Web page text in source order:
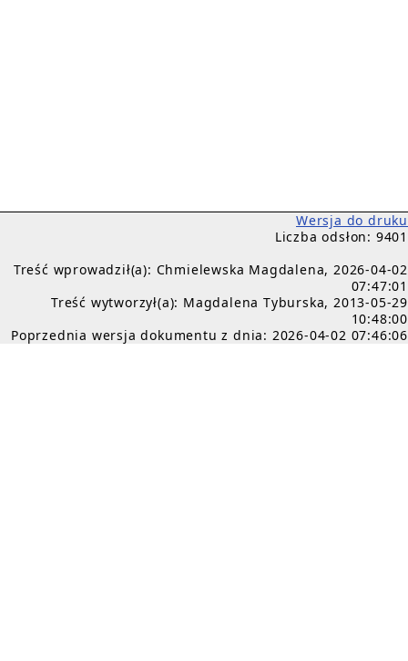
Wersja do druku
Liczba odsłon: 9401
Treść wprowadził(a): Chmielewska Magdalena, 2026-04-02
07:47:01
Treść wytworzył(a): Magdalena Tyburska, 2013-05-29
10:48:00
Poprzednia wersja dokumentu z dnia: 2026-04-02 07:46:06